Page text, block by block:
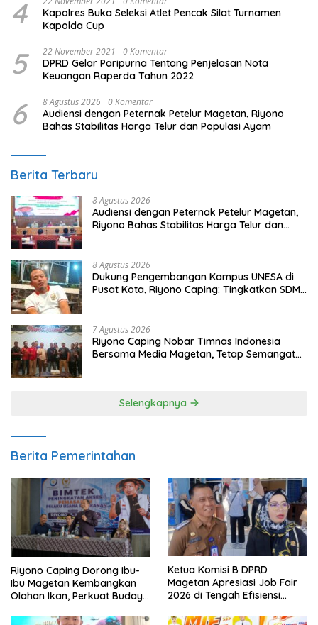
4
Kapolres Buka Seleksi Atlet Pencak Silat Turnamen
Kapolda Cup
5 22 November 2021 0 Komentar
DPRD Gelar Paripurna Tentang Penjelasan Nota
Keuangan Raperda Tahun 2022
6 8 Agustus 2026 0 Komentar
Audiensi dengan Peternak Petelur Magetan, Riyono
Bahas Stabilitas Harga Telur dan Populasi Ayam
Berita Terbaru
8 Agustus 2026
Audiensi dengan Peternak Petelur Magetan,
Riyono Bahas Stabilitas Harga Telur dan
8 Agustus 2026
Dukung Pengembangan Kampus UNESA di
Pusat Kota, Riyono Caping: Tingkatkan SDM
7 Agustus 2026
Riyono Caping Nobar Timnas Indonesia
Bersama Media Magetan, Tetap Semangat
Selengkapnya
Berita Pemerintahan
Riyono Caping Dorong Ibu-
Ibu Magetan Kembangkan
Olahan Ikan, Perkuat Budaya
Ketua Komisi B DPRD
Magetan Apresiasi Job Fair
2026 di Tengah Efisiensi